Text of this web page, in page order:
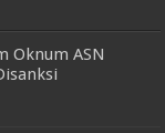
Oknum ASN